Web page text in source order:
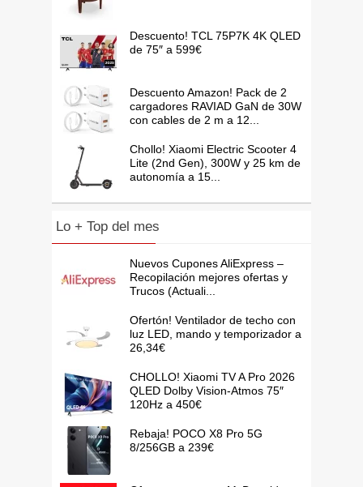
Descuento! TCL 75P7K 4K QLED
de 75″ a 599€
Descuento Amazon! Pack de 2
cargadores RAVIAD GaN de 30W
con cables de 2 m a 12...
Chollo! Xiaomi Electric Scooter 4
Lite (2nd Gen), 300W y 25 km de
autonomía a 15...
Lo + Top del mes
Nuevos Cupones AliExpress –
Recopilación mejores ofertas y
Trucos (Actuali...
Ofertón! Ventilador de techo con
luz LED, mando y temporizador a
26,34€
CHOLLO! Xiaomi TV A Pro 2026
QLED Dolby Vision-Atmos 75″
120Hz a 450€
Rebaja! POCO X8 Pro 5G
8/256GB a 239€